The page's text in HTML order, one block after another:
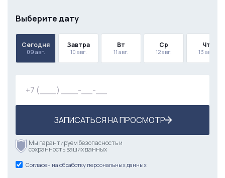
Выберите дату
Сегодня
09 авг.
Завтра
10 авг.
Вт
11 авг.
Ср
12 авг.
Чт
13 авг.
ЗАПИСАТЬСЯ НА ПРОСМОТР
Мы гарантируем безопасность и
сохранность ваших данных
Согласен на обработку персональных данных